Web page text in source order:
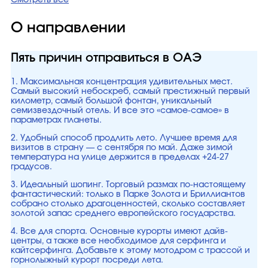
О направлении
Пять причин отправиться в ОАЭ
1. Максимальная концентрация удивительных мест.
Самый высокий небоскреб, самый престижный первый
километр, самый большой фонтан, уникальный
семизвездочный отель. И все это «самое-самое» в
параметрах планеты.
2. Удобный способ продлить лето. Лучшее время для
визитов в страну — с сентября по май. Даже зимой
температура на улице держится в пределах +24-27
градусов.
3. Идеальный шопинг. Торговый размах по-настоящему
фантастический: только в Парке Золота и Бриллиантов
собрано столько драгоценностей, сколько составляет
золотой запас среднего европейского государства.
4. Все для спорта. Основные курорты имеют дайв-
центры, а также все необходимое для серфинга и
кайтсерфинга. Добавьте к этому мотодром с трассой и
горнолыжный курорт посреди лета.